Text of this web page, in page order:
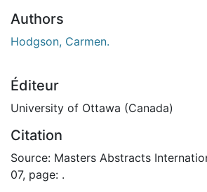
Authors
Hodgson, Carmen.
Éditeur
University of Ottawa (Canada)
Citation
Source: Masters Abstracts
07, page: .